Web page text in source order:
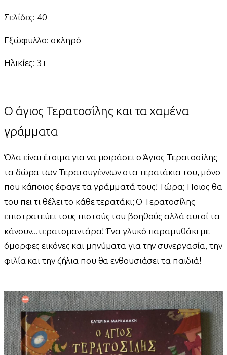
Σελίδες: 40
Εξώφυλλο: σκληρό
Ηλικίες: 3+
Ο άγιος Τερατοσίλης και τα χαμένα
γράμματα
Όλα είναι έτοιμα για να μοιράσει ο Άγιος Τερατοσίλης
τα δώρα των Τερατουγέννων στα τερατάκια του, μόνο
που κάποιος έφαγε τα γράμματά τους! Τώρα; Ποιος θα
του πει τι θέλει το κάθε τερατάκι; Ο Τερατοσίλης
επιστρατεύει τους πιστούς του βοηθούς αλλά αυτοί τα
κάνουν...τερατομαντάρα! Ένα γλυκό παραμυθάκι με
όμορφες εικόνες και μηνύματα για την συνεργασία, την
φιλία και την ζήλια που θα ενθουσιάσει τα παιδιά!